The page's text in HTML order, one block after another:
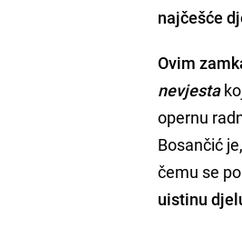
najčešće
Ovim
nevjesta
opernu
Bosančić
čemu se
uistinu